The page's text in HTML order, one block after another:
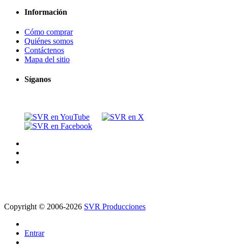
Información
Cómo comprar
Quiénes somos
Contáctenos
Mapa del sitio
Síganos
Copyright © 2006-2026 SVR Producciones
Entrar